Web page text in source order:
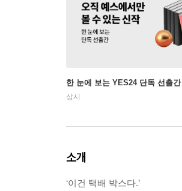
한 눈에 보는 YES24 단독 선출간
상시
소개
‘이건 택배 박스다.’